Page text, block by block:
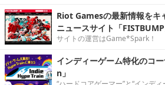
Riot Gamesの最新情報をキ
ニュースサイト「FISTBUMP
サイトの運営はGame*Spark！
インディーゲーム特化のコ
n」